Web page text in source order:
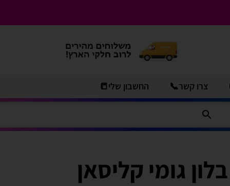
צרו קשר📞 החשבון שלי📒
יח' בלון גומי קליסאן